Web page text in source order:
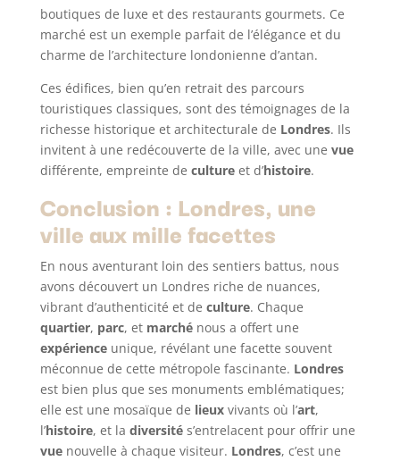
boutiques de luxe et des restaurants gourmets. Ce
marché est un exemple parfait de l’élégance et du
charme de l’architecture londonienne d’antan.
Ces édifices, bien qu’en retrait des parcours
touristiques classiques, sont des témoignages de la
richesse historique et architecturale de Londres. Ils
invitent à une redécouverte de la ville, avec une vue
différente, empreinte de cultureet d’histoire.
Conclusion : Londres, une
ville aux mille facettes
En nous aventurant loin des sentiers battus, nous
avons découvert un Londres riche de nuances,
vibrant d’authenticité et de culture. Chaque
quartier, parc, et marchénous a offert une
expérienceunique, révélant une facette souvent
méconnue de cette métropole fascinante. Londres
est bien plus que ses monuments emblématiques;
elle est une mosaïque de lieuxvivants où l’art,
l’histoire, et la diversités’entrelacent pour offrir une
vuenouvelle à chaque visiteur. Londres, c’est une